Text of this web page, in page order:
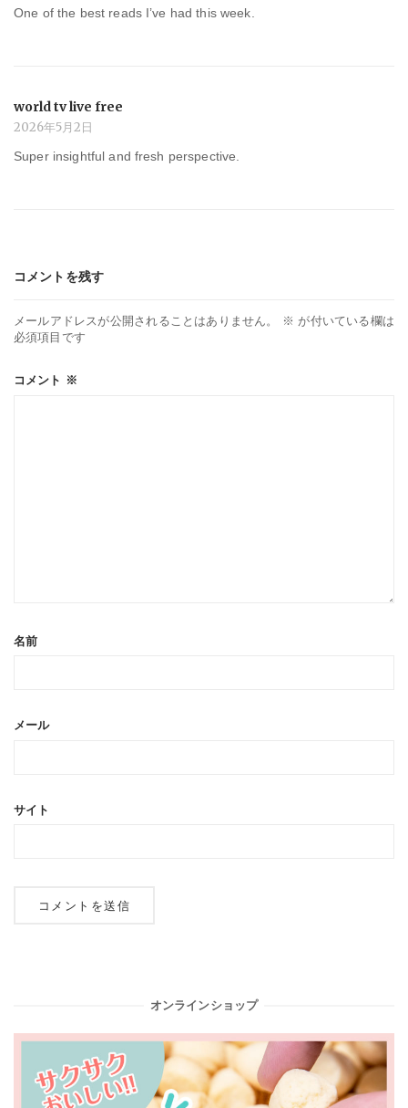
One of the best reads I’ve had this week.
world tv live free
2026年5月2日
Super insightful and fresh perspective.
コメントを残す
メールアドレスが公開されることはありません。 ※ が付いている欄は
必須項目です
コメント ※
名前
メール
サイト
オンラインショップ